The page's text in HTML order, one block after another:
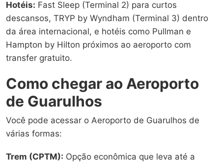
Hotéis: Fast Sleep (Terminal 2) para curtos
descansos, TRYP by Wyndham (Terminal 3) dentro
da área internacional, e hotéis como Pullman e
Hampton by Hilton próximos ao aeroporto com
transfer gratuito.
Como chegar ao Aeroporto
de Guarulhos
Você pode acessar o Aeroporto de Guarulhos de
várias formas:
Trem (CPTM): Opção econômica que leva até a